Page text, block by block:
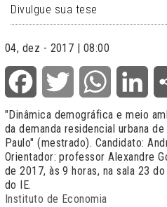
Divulgue sua tese
04, dez - 2017 | 08:00
Facebook Twitter WhatsApp
"Dinâmica demográfica e meio
da demanda residencial urbana
Paulo" (mestrado). Candidato:
Orientador: professor Alexandre
de 2017, às 9 horas, na sala 23
do IE.
Instituto de Economia